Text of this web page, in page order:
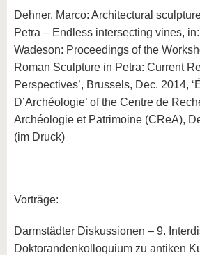
Dehner, Marco: Architectural
Petra – Endless intersecting vines,
Wadeson: Proceedings of the
Roman Sculpture in Petra: Current
Perspectives’, Brussels, Dec. 2014,
D’Archéologie’ of the Centre de
Archéologie et Patrimoine (CReA),
(im Druck)
Vorträge:
Darmstädter Diskussionen – 9.
Doktorandenkolloquium zu antiken